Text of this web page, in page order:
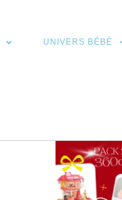
UNIVERS BÉBÉ